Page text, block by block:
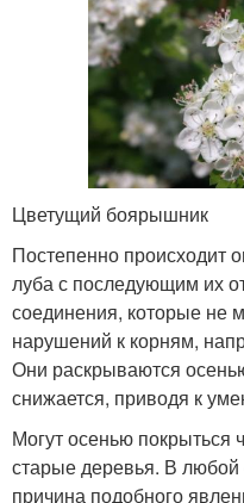
Цветущий боярышник
Постепенно происходит
луба с последующим их
соединения, которые не
нарушений к корням,
Они раскрываются
снижается, приводя к
Могут осенью
старые деревья. В любой
причина подобного